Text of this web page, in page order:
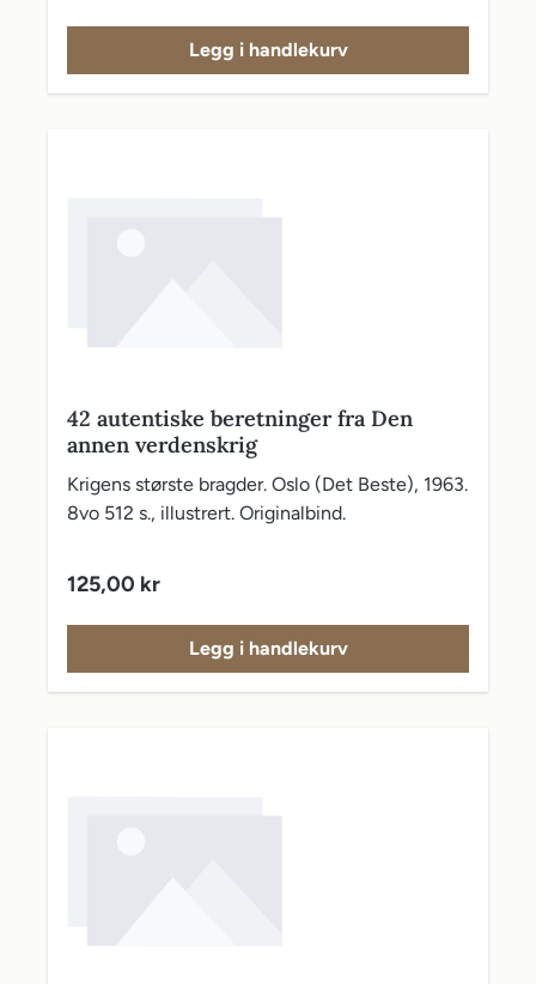
Legg i handlekurv
42 autentiske beretninger fra Den
annen verdenskrig
Krigens største bragder. Oslo (Det Beste), 1963.
8vo 512 s., illustrert. Originalbind.
Vanlig pris:
125,00 kr
Legg i handlekurv